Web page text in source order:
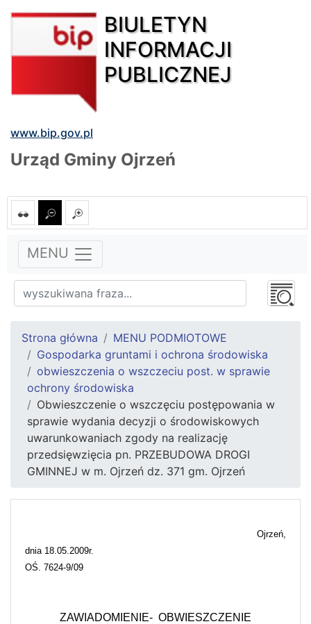
BIULETYN
INFORMACJI
PUBLICZNEJ
www.bip.gov.pl
Urząd Gminy Ojrzeń
MENU
Strona główna
MENU PODMIOTOWE
Gospodarka gruntami i ochrona środowiska
obwieszczenia o wszczeciu post. w sprawie
ochrony środowiska
Obwieszczenie o wszczęciu postępowania w
sprawie wydania decyzji o środowiskowych
uwarunkowaniach zgody na realizację
przedsięwzięcia pn. PRZEBUDOWA DROGI
GMINNEJ w m. Ojrzeń dz. 371 gm. Ojrzeń
Ojrzeń,
dnia 18.05.2009r.
OŚ. 7624-9/09
ZAWIADOMIENIE- OBWIESZCZENIE